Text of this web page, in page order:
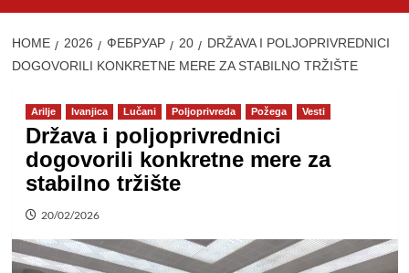
HOME 2026 ФЕБРУАР 20
DRŽAVA I POLJOPRIVREDNICI
DOGOVORILI KONKRETNE MERE ZA STABILNO TRŽIŠTE
Arilje Ivanjica Lučani Poljoprivreda Požega Vesti
Država i poljoprivrednici
dogovorili konkretne mere za
stabilno tržište
20/02/2026